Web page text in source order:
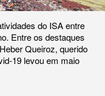
do ISA entre
Entre os destaques
Queiroz, querido
19 levou em maio